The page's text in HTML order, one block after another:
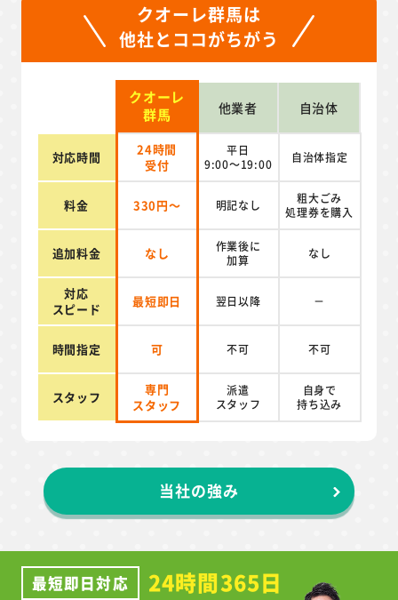
クオーレ群馬は
他社とココがちがう
クオーレ
群馬
他業者 自治体
対応時間
24時間
受付
平日
9:00～19:00
自治体指定
料金 330円～ 明記なし
粗大ごみ
処理券を購入
追加料金 なし
作業後に
加算
なし
対応
スピード
最短即日 翌日以降 －
時間指定 可 不可 不可
スタッフ
専門
スタッフ
派遣
スタッフ
自身で
持ち込み
当社の強み
最短即日対応 24時間365日